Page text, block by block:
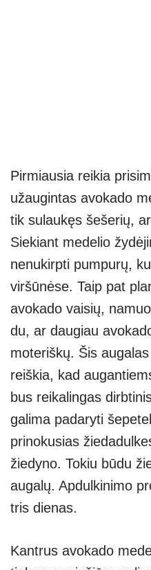
Pirmiausia reikia
užaugintas avokado
tik sulaukęs šešerių,
Siekiant medelio
nenukirpti pumpurų,
viršūnėse. Taip pat
avokado vaisių,
du, ar daugiau
moteriškų. Šis
reiškia, kad
bus reikalingas
galima padaryti
prinokusias
žiedyno. Tokiu būdu
augalų. Apdulkinimo
tris dienas.
Kantrus avokado